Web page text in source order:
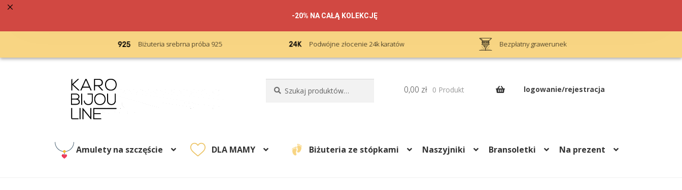
-20% NA CAŁĄ KOLEKCJĘ
Biżuteria srebrna próba 925 Podwójne złocenie 24k karatów Bezpłatny grawerunek
Przejdź
do
nawigacji
Przejdź
do
treści
logowanie/rejestracja
Amulety na szczęście DLA MAMY Biżuteria ze stópkami Naszyjniki Bransoletki Na prezent
0,00 zł 0 Produkt